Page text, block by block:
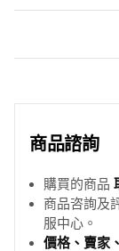
商品諮詢
購買的商品
商品咨詢及
服中心。
價格、賣家